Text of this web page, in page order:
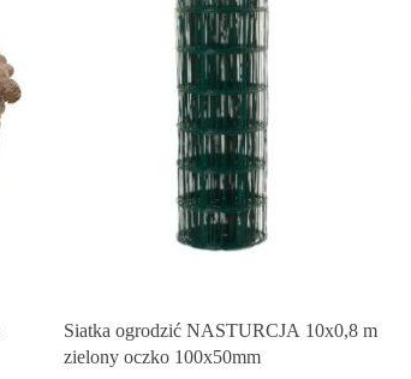
Siatka ogrodzić NASTURCJA 10x0,8 m
zielony oczko 100x50mm